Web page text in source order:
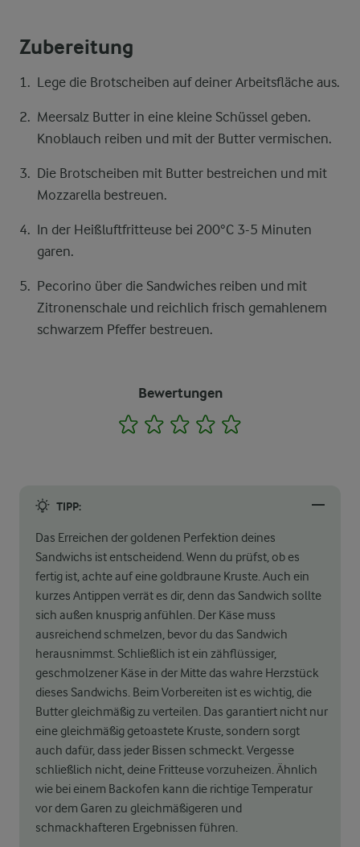
Zubereitung
Lege die Brotscheiben auf deiner Arbeitsfläche aus.
Meersalz Butter in eine kleine Schüssel geben.
Knoblauch reiben und mit der Butter vermischen.
Die Brotscheiben mit Butter bestreichen und mit
Mozzarella bestreuen.
In der Heißluftfritteuse bei 200°C 3-5 Minuten
garen.
Pecorino über die Sandwiches reiben und mit
Zitronenschale und reichlich frisch gemahlenem
schwarzem Pfeffer bestreuen.
Bewertungen
1 2 3 4
TIPP:
Das Erreichen der goldenen Perfektion deines
Sandwichs ist entscheidend. Wenn du prüfst, ob es
fertig ist, achte auf eine goldbraune Kruste. Auch ein
kurzes Antippen verrät es dir, denn das Sandwich sollte
sich außen knusprig anfühlen. Der Käse muss
ausreichend schmelzen, bevor du das Sandwich
herausnimmst. Schließlich ist ein zähflüssiger,
geschmolzener Käse in der Mitte das wahre Herzstück
dieses Sandwichs. Beim Vorbereiten ist es wichtig, die
Butter gleichmäßig zu verteilen. Das garantiert nicht nur
eine gleichmäßig getoastete Kruste, sondern sorgt
auch dafür, dass jeder Bissen schmeckt. Vergesse
schließlich nicht, deine Fritteuse vorzuheizen. Ähnlich
wie bei einem Backofen kann die richtige Temperatur
vor dem Garen zu gleichmäßigeren und
schmackhafteren Ergebnissen führen.